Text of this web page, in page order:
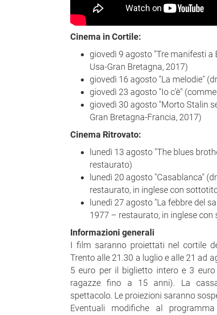
Cinema in Cortile:
giovedì 9 agosto "Tre manifesti a
Usa-Gran Bretagna, 2017)
giovedì 16 agosto "La melodie"
giovedì 23 agosto "Io c'è"
giovedì 30 agosto "Morto Stalin
Gran Bretagna-Francia, 2017)
Cinema Ritrovato:
lunedì 13 agosto "The blues
restaurato)
lunedì 20 agosto "Casablanca"
restaurato, in inglese con
lunedì 27 agosto "La febbre del
1977 – restaurato, in inglese
Informazioni generali
I film saranno proiettati nel cortile
Trento alle 21.30 a luglio e alle 21 ad
5 euro per il biglietto intero e 3
ragazze fino a 15 anni). La
spettacolo. Le proiezioni saranno
Eventuali modifiche al